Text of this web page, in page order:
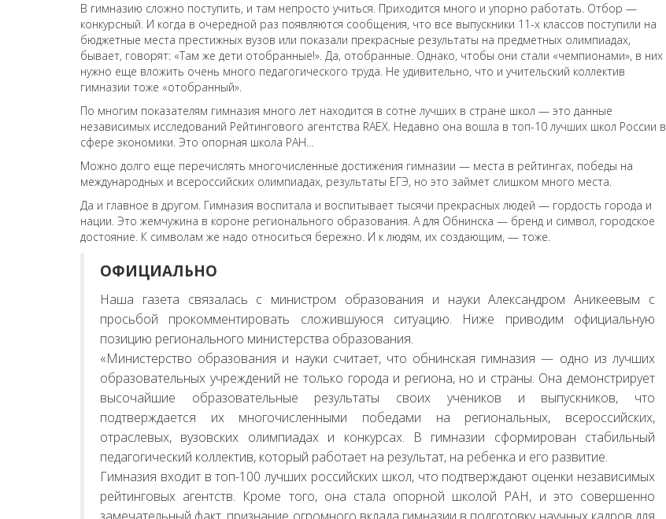
В гимназию сложно поступить, и там непросто учиться. Приходится много и упорно работать. Отбор —
конкурсный. И когда в очередной раз появляются сообщения, что все выпускники 11-х классов поступили на
бюджетные места престижных вузов или показали прекрасные результаты на предметных олимпиадах,
бывает, говорят: «Там же дети отобранные!». Да, отобранные. Однако, чтобы они стали «чемпионами», в них
нужно еще вложить очень много педагогического труда. Не удивительно, что и учительский коллектив
гимназии тоже «отобранный».
По многим показателям гимназия много лет находится в сотне лучших в стране школ — это данные
независимых исследований Рейтингового агентства RAEX. Недавно она вошла в топ-10 лучших школ России в
сфере экономики. Это опорная школа РАН…
Можно долго еще перечислять многочисленные достижения гимназии — места в рейтингах, победы на
международных и всероссийских олимпиадах, результаты ЕГЭ, но это займет слишком много места.
Да и главное в другом. Гимназия воспитала и воспитывает тысячи прекрасных людей — гордость города и
нации. Это жемчужина в короне регионального образования. А для Обнинска — бренд и символ, городское
достояние. К символам же надо относиться бережно. И к людям, их создающим, — тоже.
ОФИЦИАЛЬНО
Наша газета связалась с министром образования и науки Александром Аникеевым с
просьбой прокомментировать сложившуюся ситуацию. Ниже приводим официальную
позицию регионального министерства образования.
«Министерство образования и науки считает, что обнинская гимназия — одно из лучших
образовательных учреждений не только города и региона, но и страны. Она демонстрирует
высочайшие образовательные результаты своих учеников и выпускников, что
подтверждается их многочисленными победами на региональных, всероссийских,
отраслевых, вузовских олимпиадах и конкурсах. В гимназии сформирован стабильный
педагогический коллектив, который работает на результат, на ребенка и его развитие.
Гимназия входит в топ-100 лучших российских школ, что подтверждают оценки независимых
рейтинговых агентств. Кроме того, она стала опорной школой РАН, и это совершенно